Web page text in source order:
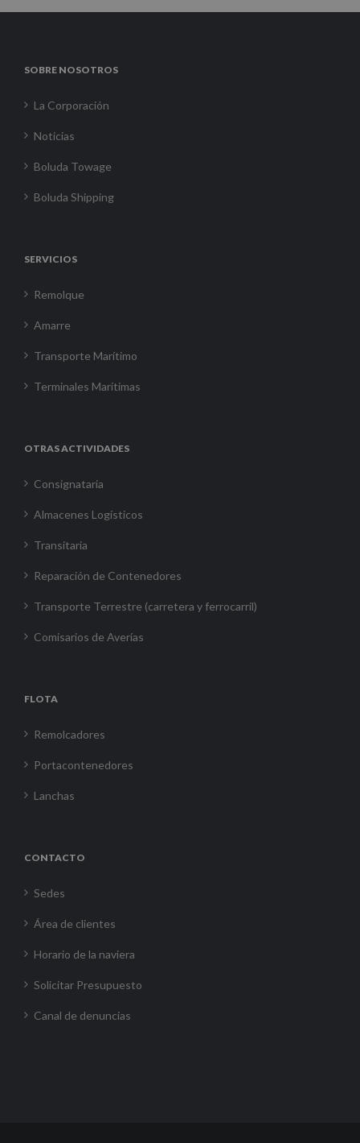
SOBRE NOSOTROS
La Corporación
Noticias
Boluda Towage
Boluda Shipping
SERVICIOS
Remolque
Amarre
Transporte Marítimo
Terminales Marítimas
OTRAS ACTIVIDADES
Consignataria
Almacenes Logísticos
Transitaria
Reparación de Contenedores
Transporte Terrestre (carretera y ferrocarril)
Comisarios de Averías
FLOTA
Remolcadores
Portacontenedores
Lanchas
CONTACTO
Sedes
Área de clientes
Horario de la naviera
Solicitar Presupuesto
Canal de denuncias